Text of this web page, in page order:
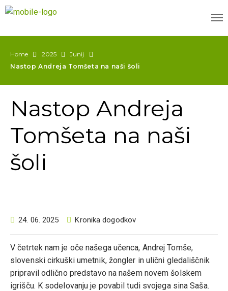
Home 2025
Junij
Nastop Andreja Tomšeta na naši šoli
Nastop Andreja
Tomšeta na naši
šoli
24. 06. 2025 Kronika dogodkov
V četrtek nam je oče našega učenca, Andrej Tomše,
slovenski cirkuški umetnik, žongler in ulični gledališčnik
pripravil odlično predstavo na našem novem šolskem
igrišču. K sodelovanju je povabil tudi svojega sina Saša.